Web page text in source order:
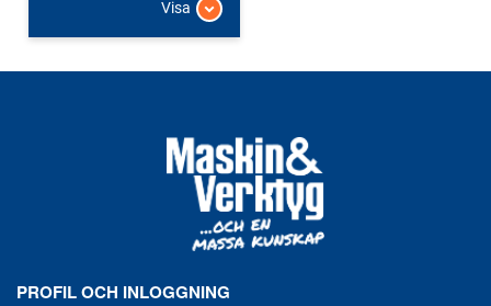
Visa
PROFIL OCH INLOGGNING